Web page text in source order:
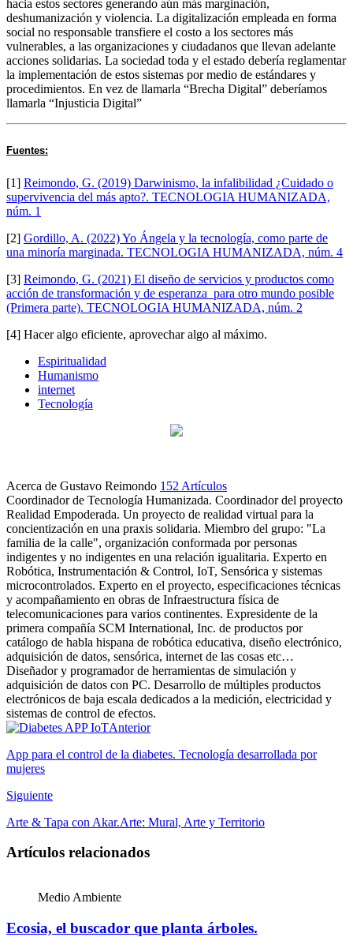
hacia estos sectores generando aún más marginación,
deshumanización y violencia. La digitalización empleada en forma
social no responsable transfiere el costo a los sectores más
vulnerables, a las organizaciones y ciudadanos que llevan adelante
acciones solidarias. La sociedad toda y el estado debería reglamentar
la implementación de estos sistemas por medio de estándares y
procedimientos. En vez de llamarla “Brecha Digital” deberíamos
llamarla “Injusticia Digital”
Fuentes:
[1] Reimondo, G. (2019) Darwinismo, la infalibilidad ¿Cuidado o
supervivencia del más apto?. TECNOLOGIA HUMANIZADA,
núm. 1
[2] Gordillo, A. (2022) Yo Ángela y la tecnología, como parte de
una minoría marginada. TECNOLOGIA HUMANIZADA, núm. 4
[3] Reimondo, G. (2021) El diseño de servicios y productos como
acción de transformación y de esperanza para otro mundo posible
(Primera parte). TECNOLOGIA HUMANIZADA, núm. 2
[4] Hacer algo eficiente, aprovechar algo al máximo.
Espiritualidad
Humanismo
internet
Tecnología
Acerca de Gustavo Reimondo 152 Artículos
Coordinador de Tecnología Humanizada. Coordinador del proyecto
Realidad Empoderada. Un proyecto de realidad virtual para la
concientización en una praxis solidaria. Miembro del grupo: "La
familia de la calle", organización conformada por personas
indigentes y no indigentes en una relación igualitaria. Experto en
Robótica, Instrumentación & Control, IoT, Sensórica y sistemas
microcontrolados. Experto en el proyecto, especificaciones técnicas
y acompañamiento en obras de Infraestructura física de
telecomunicaciones para varios continentes. Expresidente de la
primera compañía SCM International, Inc. de productos por
catálogo de habla hispana de robótica educativa, diseño electrónico,
adquisición de datos, sensórica, internet de las cosas etc…
Diseñador y programador de herramientas de simulación y
adquisición de datos con PC. Desarrollo de múltiples productos
electrónicos de baja escala dedicados a la medición, electricidad y
sistemas de control de efectos.
Sitio
LinkedIn
Anterior
App para el control de la diabetes. Tecnología desarrollada por
mujeres
Siguiente
Arte & Tapa con Akar.Arte: Mural, Arte y Territorio
Artículos relacionados
Medio Ambiente
Ecosia, el buscador que planta árboles.